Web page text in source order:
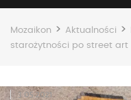
Mozaikon > Aktualności >
starożytności po street art
3.05.2021